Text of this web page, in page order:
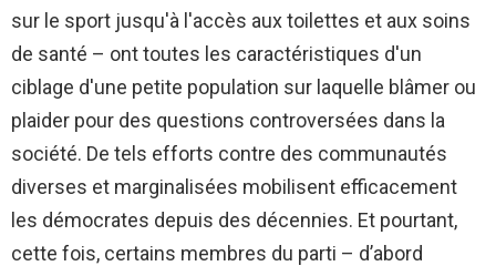
sur le sport jusqu'à l'accès aux toilettes et aux soins
de santé – ont toutes les caractéristiques d'un
ciblage d'une petite population sur laquelle blâmer ou
plaider pour des questions controversées dans la
société. De tels efforts contre des communautés
diverses et marginalisées mobilisent efficacement
les démocrates depuis des décennies. Et pourtant,
cette fois, certains membres du parti – d’abord